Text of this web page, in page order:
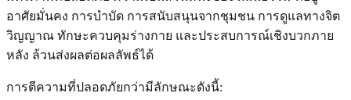
อาศัยมั่นคง การบำบัด การสนับสนุนจากชุมชน การดูแลทางจิต
วิญญาณ ทักษะควบคุมร่างกาย และประสบการณ์เชิงบวกภาย
หลัง ล้วนส่งผลต่อผลลัพธ์ได้
การตีความที่ปลอดภัยกว่ามีลักษณะดังนี้: